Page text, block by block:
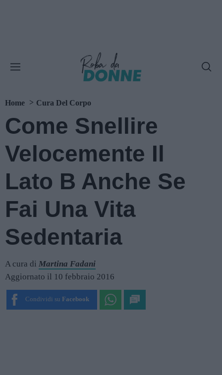
Home Cura Del Corpo
Come Snellire
Velocemente Il
Lato B Anche Se
Fai Una Vita
Sedentaria
A cura di Martina Fadani
Aggiornato il 10 febbraio 2016
Condividi su Facebook